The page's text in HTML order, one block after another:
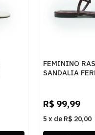
FEMININO
SANDALIA
R$ 99,99
5 x de R$ 20,00